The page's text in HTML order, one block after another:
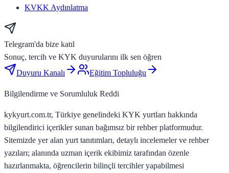
KVKK Aydınlatma
Telegram'da bize katıl
Sonuç, tercih ve KYK duyurularını ilk sen öğren
Duyuru Kanalı
Eğitim Topluluğu
Bilgilendirme ve Sorumluluk Reddi
kykyurt.com.tr, Türkiye genelindeki KYK yurtları hakkında
bilgilendirici içerikler sunan bağımsız bir rehber platformudur.
Sitemizde yer alan yurt tanıtımları, detaylı incelemeler ve rehber
yazıları; alanında uzman içerik ekibimiz tarafından özenle
hazırlanmakta, öğrencilerin bilinçli tercihler yapabilmesi